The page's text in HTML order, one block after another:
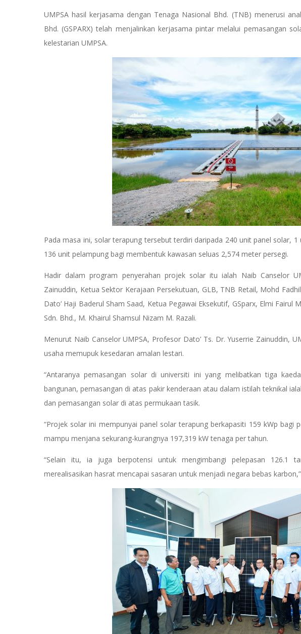
UMPSA hasil kerjasama dengan Tenaga Nasional Bhd. (TNB) menerusi
Bhd. (GSPARX) telah menjalinkan kerjasama pintar melalui pemasangan
kelestarian UMPSA.
Pada masa ini, solar terapung tersebut terdiri daripada 240 unit panel solar,
136 unit pelampung bagi membentuk kawasan seluas 2,574 meter persegi.
Hadir dalam program penyerahan projek solar itu ialah Naib Canselor
Zainuddin, Ketua Sektor Kerajaan Persekutuan, GLB, TNB Retail, Mohd
Dato’ Haji Baderul Sham Saad, Ketua Pegawai Eksekutif, GSparx, Elmi Fairul
Sdn. Bhd., M. Khairul Shamsul Nizam M. Razali.
Menurut Naib Canselor UMPSA, Profesor Dato’ Ts. Dr. Yuserrie Zainuddin,
usaha memupuk kesedaran amalan lestari.
“Antaranya pemasangan solar di universiti ini yang melibatkan tiga
bangunan, pemasangan di atas pakir kenderaan atau dalam istilah teknikal
dan pemasangan solar di atas permukaan tasik.
“Projek solar ini mempunyai panel solar terapung berkapasiti 159 kWp bagi
mampu menjana sekurang-kurangnya 197,319 kW tenaga per tahun.
“Selain itu, ia juga berpotensi untuk mengimbangi pelepasan 126.1
merealisasikan hasrat mencapai sasaran untuk menjadi negara bebas